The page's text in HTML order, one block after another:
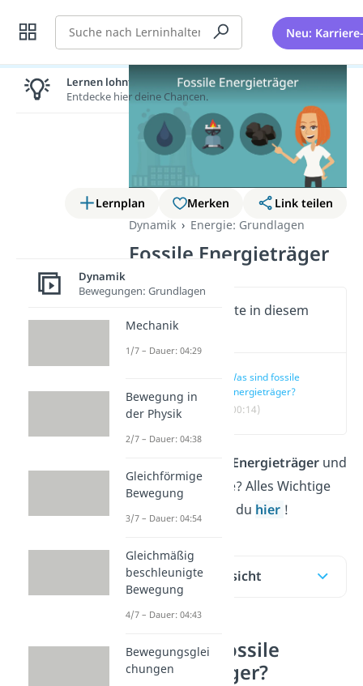
Suche Neu:
Lernplan Merken
Link teilen
Dynamik
Energie: Grundlagen
Fossile Energieträger
Wichtige Inhalte in diesem
Video
Was sind fossile
Energieträger?
(00:14)
fossile Energieträgerund
wie entstehen sie? Alles Wichtige
darüber erfährst du hier !
Inhaltsübersicht
Was sind fossile
Energieträger?
Lernen lohnt sich!
Entdecke hier deine Chancen.
Dynamik
Bewegungen: Grundlagen
Mechanik
1/7 – Dauer: 04:29
Bewegung in
der Physik
2/7 – Dauer: 04:38
Gleichförmige
Bewegung
3/7 – Dauer: 04:54
Gleichmäßig
beschleunigte
Bewegung
4/7 – Dauer: 04:43
Bewegungsglei
chungen